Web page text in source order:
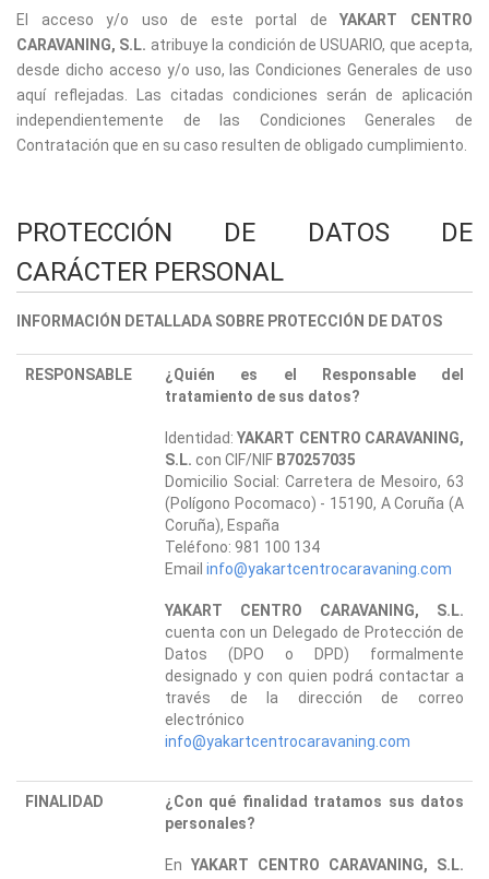
El acceso y/o uso de este portal deYAKART CENTRO
CARAVANING, S.L. atribuye la condición de USUARIO, que acepta,
desde dicho acceso y/o uso, las Condiciones Generales de uso
aquí reflejadas. Las citadas condiciones serán de aplicación
independientemente de las Condiciones Generales de
Contratación que en su caso resulten de obligado cumplimiento.
PROTECCIÓN DE DATOS DE
CARÁCTER PERSONAL
INFORMACIÓN DETALLADA SOBRE PROTECCIÓN DE DATOS
RESPONSABLE
¿Quién es el Responsable del
tratamiento de sus datos?
Identidad:YAKART CENTRO CARAVANING,
S.L. con CIF/NIF B70257035
Domicilio Social: Carretera de Mesoiro, 63
(Polígono Pocomaco) - 15190, A Coruña (A
Coruña), España
Teléfono: 981 100 134
Email info@yakartcentrocaravaning.com
YAKART CENTRO CARAVANING, S.L.
cuenta con un Delegado de Protección de
Datos (DPO o DPD) formalmente
designado y con quien podrá contactar a
través de la dirección de correo
electrónico
info@yakartcentrocaravaning.com
FINALIDAD
¿Con qué finalidad tratamos sus datos
personales?
En YAKART CENTRO CARAVANING, S.L.